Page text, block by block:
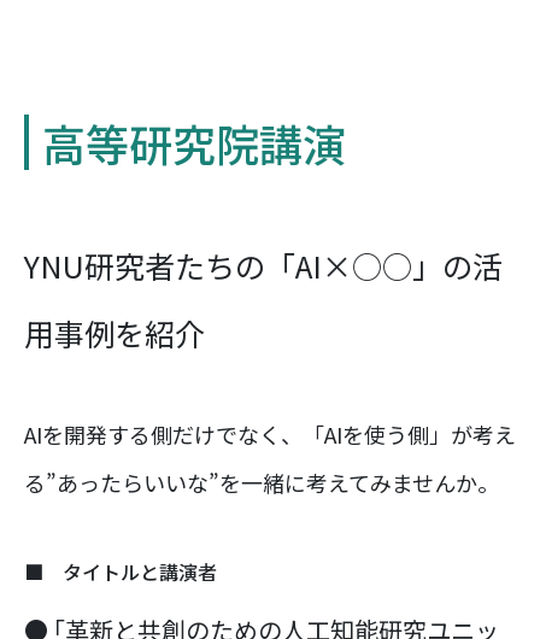
高等研究院講演
YNU研究者たちの「AI×○○」の活
用事例を紹介
AIを開発する側だけでなく、「AIを使う側」が考え
る”あったらいいな”を一緒に考えてみませんか。
■ タイトルと講演者
● ｢革新と共創のための人工知能研究ユニッ